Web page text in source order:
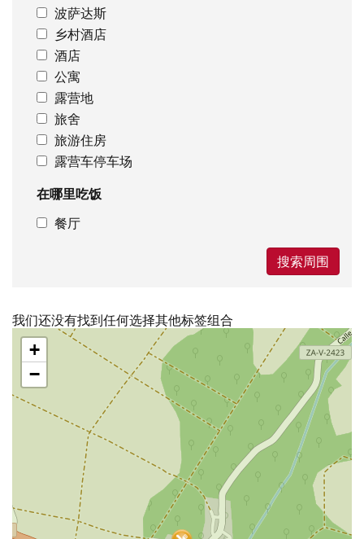
波萨达斯
乡村酒店
酒店
公寓
露营地
旅舍
旅游住房
露营车停车场
在哪里吃饭
餐厅
搜索周围
我们还没有找到任何选择其他标签组合
跳
地
图
+
−